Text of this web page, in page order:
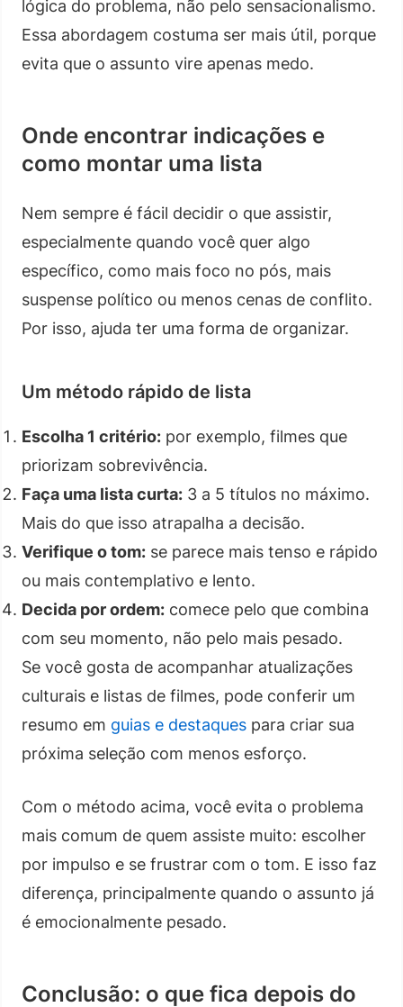
lógica do problema, não pelo sensacionalismo.
Essa abordagem costuma ser mais útil, porque
evita que o assunto vire apenas medo.
Onde encontrar indicações e
como montar uma lista
Nem sempre é fácil decidir o que assistir,
especialmente quando você quer algo
específico, como mais foco no pós, mais
suspense político ou menos cenas de conflito.
Por isso, ajuda ter uma forma de organizar.
Um método rápido de lista
Escolha 1 critério: por exemplo, filmes que
priorizam sobrevivência.
Faça uma lista curta: 3 a 5 títulos no máximo.
Mais do que isso atrapalha a decisão.
Verifique o tom: se parece mais tenso e rápido
ou mais contemplativo e lento.
Decida por ordem: comece pelo que combina
com seu momento, não pelo mais pesado.
Se você gosta de acompanhar atualizações
culturais e listas de filmes, pode conferir um
resumo em guias e destaques para criar sua
próxima seleção com menos esforço.
Com o método acima, você evita o problema
mais comum de quem assiste muito: escolher
por impulso e se frustrar com o tom. E isso faz
diferença, principalmente quando o assunto já
é emocionalmente pesado.
Conclusão: o que fica depois do